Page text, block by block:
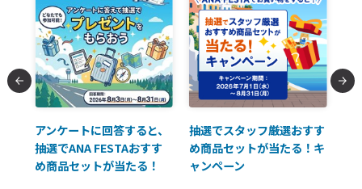
アンケートに回答すると、
抽選でANA FESTAおすす
め商品セットが当たる！
抽選でスタッフ厳選おすす
め商品セットが当たる！キ
ャンペーン